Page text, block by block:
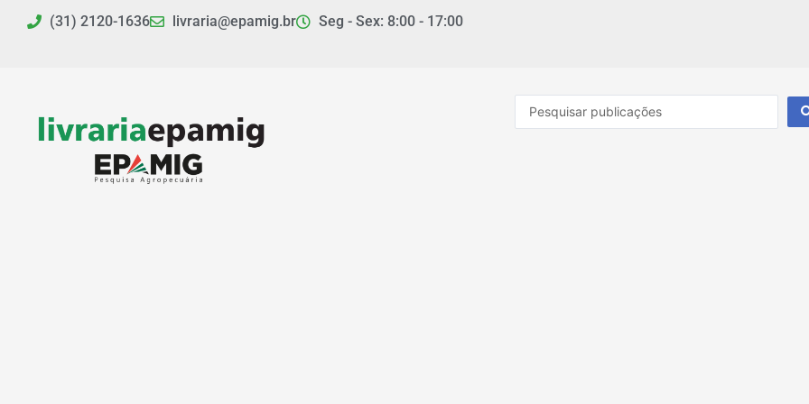
(31) 2120-1636 livraria@epamig.br Seg - Sex: 8:00 - 17:00
Pesquisar
...